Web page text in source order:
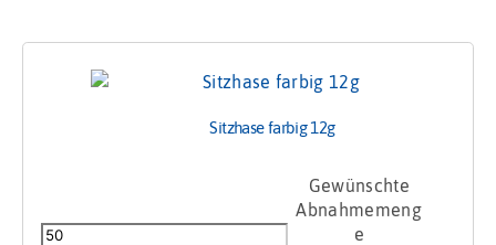
Sitzhase farbig 12g
12g